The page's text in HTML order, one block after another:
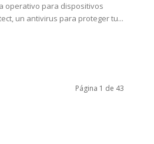
operativo para dispositivos
un antivirus para proteger tu...
Página 1 de 43